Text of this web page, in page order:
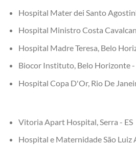
Hospital Mater dei Santo
Hospital Ministro Costa
Hospital Madre Teresa, Belo
Biocor Instituto, Belo Horizonte
Hospital Copa D'Or, Rio De
Vitoria Apart Hospital, Serra - ES
Hospital e Maternidade São Luiz